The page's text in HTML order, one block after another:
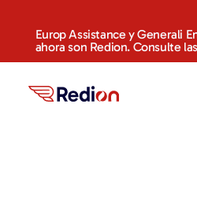
Europ Assistance y Generali
ahora son Redion. Consulte